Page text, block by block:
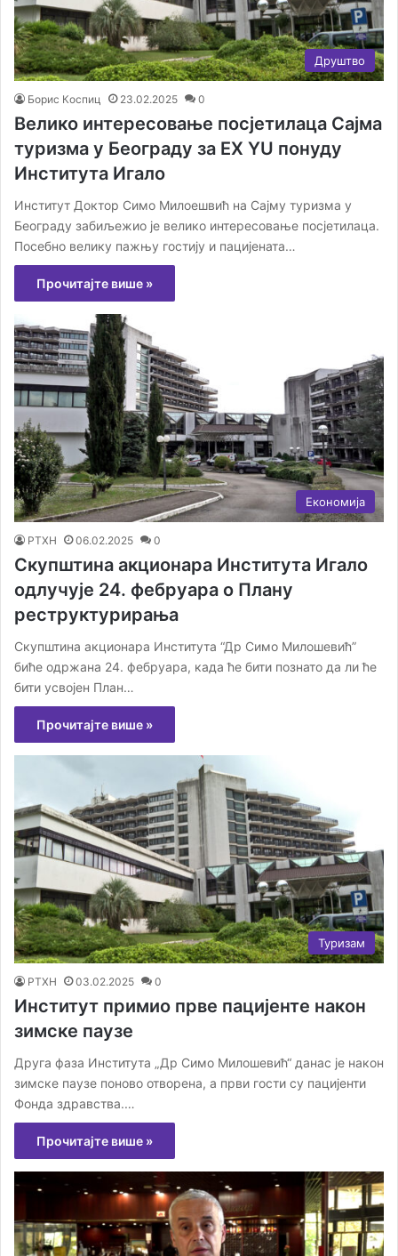
Друштво
Борис Коспиц 23.02.2025 0
Велико интересовање посјетилаца Сајма
туризма у Београду за ЕХ YU понуду
Института Игало
Институт Доктор Симо Милоешвић на Сајму туризма у
Београду забиљежио је велико интересовање посјетилаца.
Посебно велику пажњу гостију и пацијената…
Прочитајте више »
Економија
РТХН 06.02.2025 0
Скупштина акционара Института Игало
одлучује 24. фебруара о Плану
реструктурирања
Скупштина акционара Института “Др Симо Милошевић”
биће одржана 24. фебруара, када ће бити познато да ли ће
бити усвојен План…
Прочитајте више »
Туризам
РТХН 03.02.2025 0
Институт примио прве пацијенте након
зимске паузе
Друга фаза Института „Др Симо Милошевић“ данас је након
зимске паузе поново отворена, а први гости су пацијенти
Фонда здравства.…
Прочитајте више »